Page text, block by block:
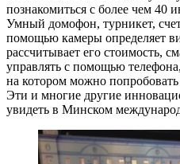
познакомиться с более чем 40
Умный домофон, турникет,
помощью камеры определяет
рассчитывает его стоимость,
управлять с помощью
на котором можно
Эти и многие другие
увидеть в Минском